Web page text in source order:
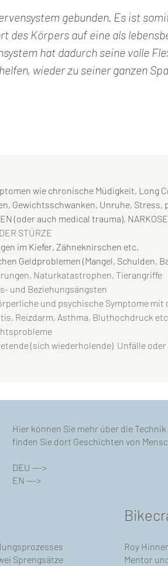
gebunden. Es ist
des Körpers auf eine als
hat dadurch seine volle
wieder zu seiner ganzen
wie chronische Müdigkeit, Long
Gewichtsschwanken, Unruhe, Stress,
(oder auch medical trauma),
STÜRZE
im Kiefer, Zähneknirschen etc.
Geldproblemen (Mangel, Schulden,
Naturkatastrophen, Tierangriffe
und Beziehungsängsten
und psychische Symptome mit
Reizdarm, Asthma, Bluthochdruck
(sich wiederholende) Unfälle oder
Hier können Sie mehr über die
finden Sie dort Geschichten von
DEU --->
EN --->
Sprengsätze
Roy
Mentor